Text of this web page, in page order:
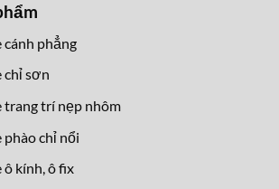
phẳng
chỉ sơn
trang trí nẹp nhôm
chỉ nổi
kính, ô fix